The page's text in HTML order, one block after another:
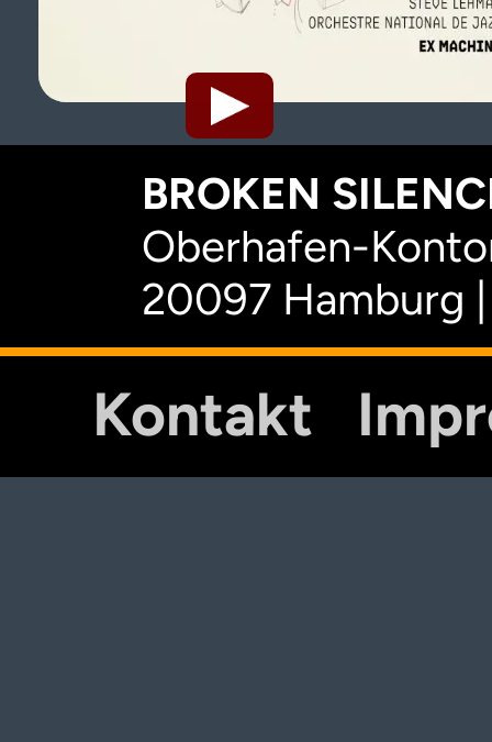
BROKEN
Oberhafen-
20097 Hamburg
Kontakt